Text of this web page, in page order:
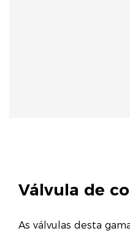
Válvula de
As válvulas desta